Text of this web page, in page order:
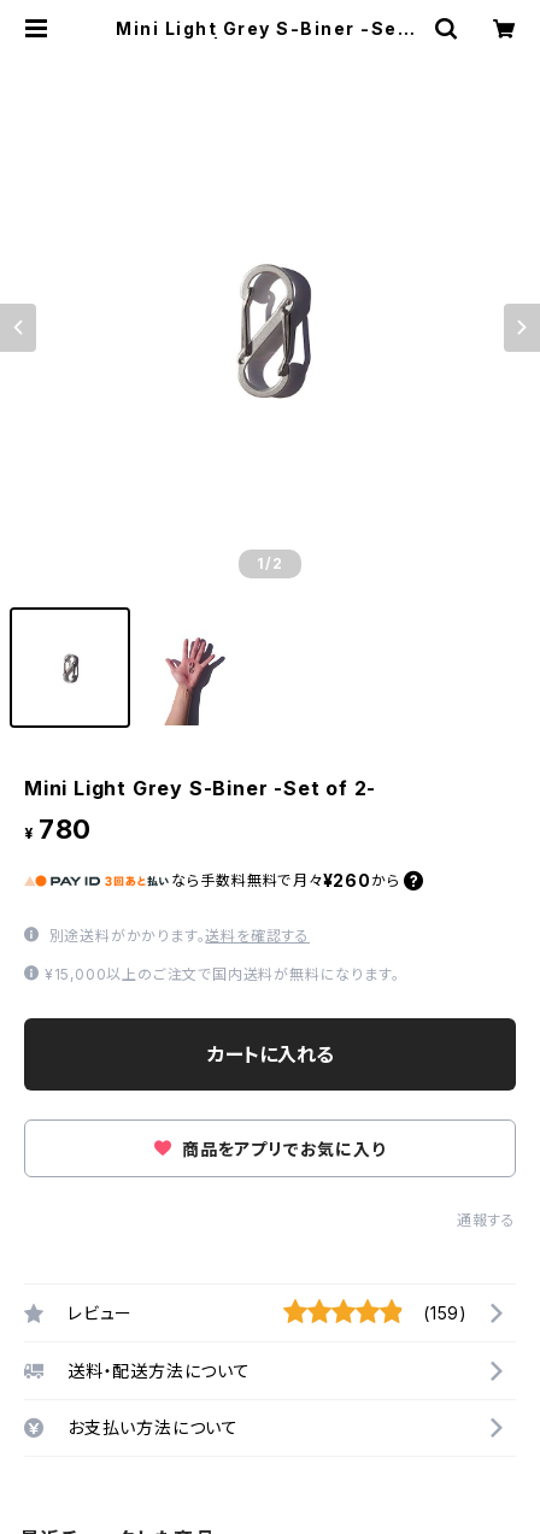
Mini Light Grey S-Biner -Set o
1 /2
Mini Light Grey S-Biner -Set of 2-
¥ 780
なら 手数料無料で 月々¥260 から
別途送料がかかります。送料を確認する
¥15,000以上のご注文で国内送料が無料になります。
カートに入れる
商品をアプリでお気に入り
通報する
レビュー (159)
送料・配送方法について
お支払い方法について